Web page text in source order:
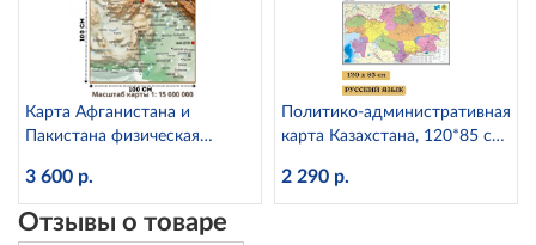
Карта Афганистана и
Пакистана физическая
GlobusOff, 212507
3 600 р.
Политико-административная
карта Казахстана, 120*85 см
2 290 р.
Отзывы о товаре